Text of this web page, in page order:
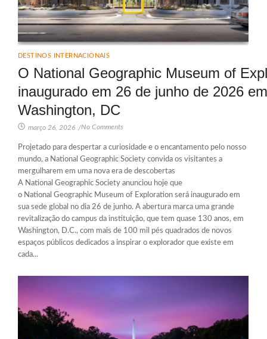
DESTINOS INTERNACIONAIS
O National Geographic Museum of
inaugurado em 26 de junho de 2026 em
Washington, DC
março 26, 2026 /No Comments
Projetado para despertar a curiosidade e o encantamento pelo nosso
mundo, a National Geographic Society convida os visitantes a
mergulharem em uma nova era de descobertas
A National Geographic Society anunciou hoje que
o National Geographic Museum of Exploration será inaugurado em
sua sede global no dia 26 de junho. A abertura marca uma grande
revitalização do campus da instituição, que tem quase 130 anos, em
Washington, D.C., com mais de 100 mil pés quadrados de novos
espaços públicos dedicados a inspirar o explorador que existe em
cada...